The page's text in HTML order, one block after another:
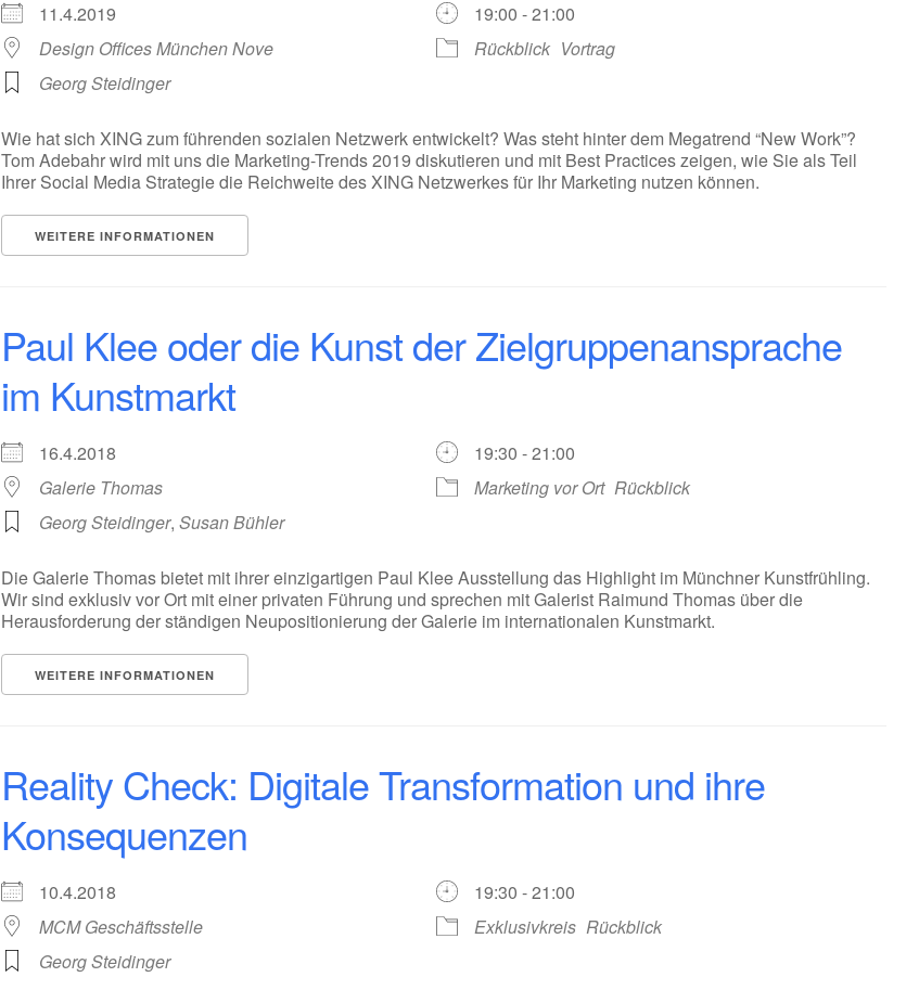
11.4.2019
19:00 - 21:00
Design Offices München Nove
Rückblick Vortrag
Georg Steidinger
Wie hat sich XING zum führenden sozialen Netzwerk entwickelt? Was steht hinter dem Megatrend “New Work”?
Tom Adebahr wird mit uns die Marketing-Trends 2019 diskutieren und mit Best Practices zeigen, wie Sie als Teil
Ihrer Social Media Strategie die Reichweite des XING Netzwerkes für Ihr Marketing nutzen können.
WEITERE INFORMATIONEN
Paul Klee oder die Kunst der Zielgruppenansprache
im Kunstmarkt
16.4.2018
19:30 - 21:00
Galerie Thomas
Marketing vor Ort Rückblick
Georg Steidinger,Susan Bühler
Die Galerie Thomas bietet mit ihrer einzigartigen Paul Klee Ausstellung das Highlight im Münchner Kunstfrühling.
Wir sind exklusiv vor Ort mit einer privaten Führung und sprechen mit Galerist Raimund Thomas über die
Herausforderung der ständigen Neupositionierung der Galerie im internationalen Kunstmarkt.
WEITERE INFORMATIONEN
Reality Check: Digitale Transformation und ihre
Konsequenzen
10.4.2018
19:30 - 21:00
MCM Geschäftsstelle
Exklusivkreis Rückblick
Georg Steidinger